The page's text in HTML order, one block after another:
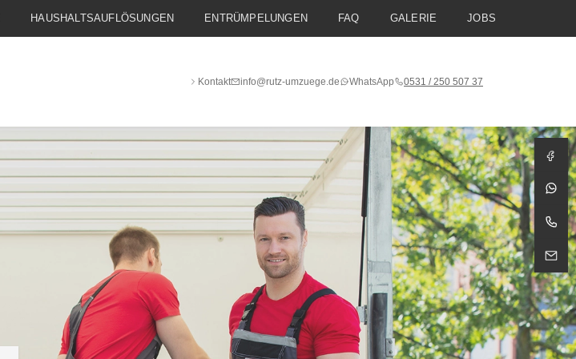
HAUSHALTSAUFLÖSUNGEN ENTRÜMPELUNGEN FAQ GALERIE JOBS
Kontakt info@rutz-umzuege.de WhatsApp 0531 / 250 507 37